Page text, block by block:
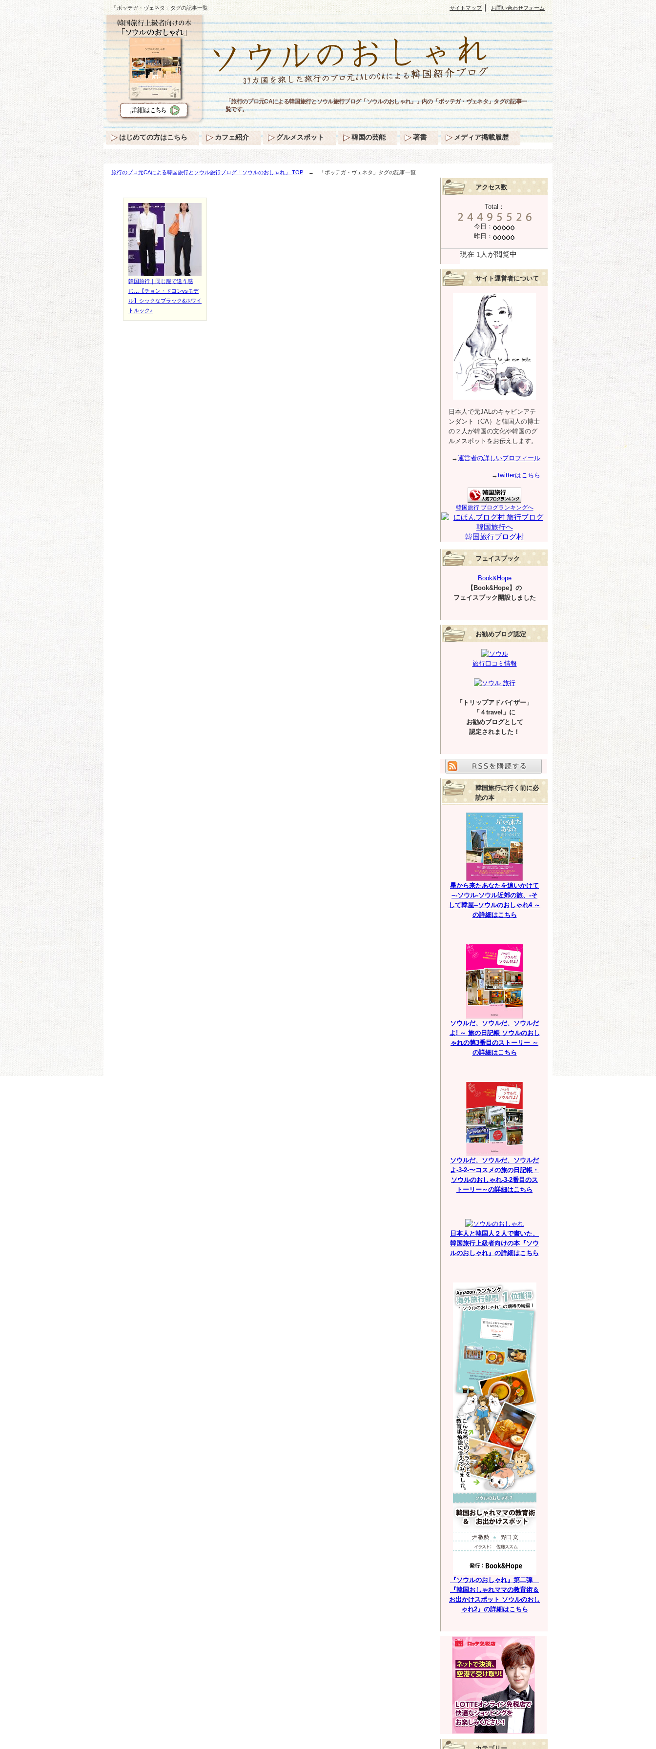
「ボッテガ・ヴェネタ」タグの記事一覧
旅行のプロ元CAによる韓国旅行とソウル旅行ブログ「ソウルのおしゃれ」 TOP → 「ボッテガ・ヴェネタ」タグの記事一覧
韓国旅行｜同じ服で違う感
じ…【チョン・ドヨンvsモデ
ル】シックなブラック&ホワイ
トルック♪
アクセス数
Total：
今日：
昨日：
サイト運営者について
日本人で元JALのキャビンアテ
ンダント（CA）と韓国人の博士
の２人が韓国の文化や韓国のグ
ルメスポットをお伝えします。
→運営者の詳しいプロフィール
→twitterはこちら
韓国旅行 ブログランキングへ
韓国旅行ブログ村
フェイスブック
Book&Hope
【Book&Hope】の
フェイスブック開設しました
お勧めブログ認定
旅行口コミ情報
「トリップアドバイザー」
「４travel」に
お勧めブログとして
認定されました！
韓国旅行に行く前に必
読の本
星から来たあなたを追いかけて
−-ソウル-ソウル近郊の旅、-そ
して韓屋--ソウルのおしゃれ4 ～
の詳細はこちら
ソウルだ、ソウルだ、ソウルだ
よ! ～ 旅の日記帳 ソウルのおし
ゃれの第3番目のストーリー ～
の詳細はこちら
ソウルだ、ソウルだ、ソウルだ
よ-3-2-〜コスメの旅の日記帳・
ソウルのおしゃれ-3-2番目のス
トーリー～の詳細はこちら
日本人と韓国人２人で書いた、
韓国旅行上級者向けの本『ソウ
ルのおしゃれ』の詳細はこちら
『ソウルのおしゃれ』第二弾
『韓国おしゃれママの教育術＆
お出かけスポット ソウルのおし
ゃれ2』の詳細はこちら
「旅行のプロ元CAによる韓国旅行とソウル旅行ブログ「ソウルのおしゃれ」」内の「ボッテガ・ヴェネタ」タグの記事一
覧です。
サイトマップ｜ お問い合わせフォーム
はじめての方はこちら カフェ紹介 グルメスポット 韓国の芸能 著書 メディア掲載履歴